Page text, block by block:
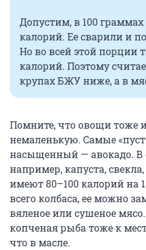
Допустим, в 100 граммах
калорий. Ее сварили и
Но во всей этой порции
калорий. Поэтому
крупах БЖУ ниже, а в
Помните, что овощи тоже
немаленькую. Самые
насыщенный — авокадо. В
например, капуста,
имеют 80–100 калорий на
всего колбаса, ее можно
вяленое или сушеное
копченая рыба тоже к
что в масле.